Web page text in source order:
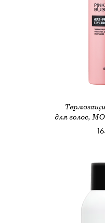
для волос,